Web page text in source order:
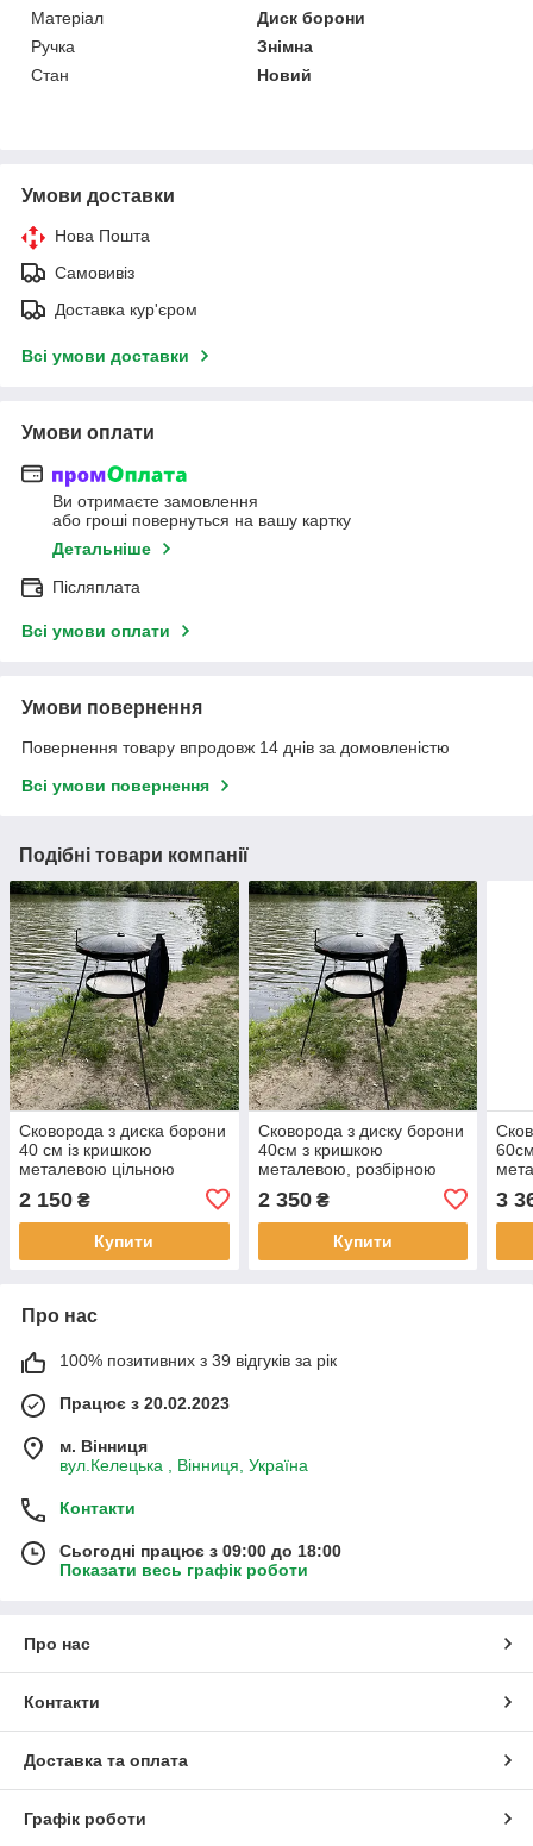
Матеріал
Диск борони
Ручка
Знімна
Стан
Новий
Умови доставки
Нова Пошта
Самовивіз
Доставка кур'єром
Всі умови доставки
Умови оплати
Ви отримаєте замовлення
або гроші повернуться на вашу картку
Детальніше
Післяплата
Всі умови оплати
Умови повернення
Повернення товару впродовж 14 днів за домовленістю
Всі умови повернення
Подібні товари компанії
Сковорода з диска борони
40 см із кришкою
металевою цільною
чохлом
2 150 ₴
Купити
Сковорода з диску борони
40см з кришкою
металевою, розбірною
чохлом
2 350₴
Купити
3
Про нас
100% позитивних з 39 відгуків за рік
Працює з 20.02.2023
м. Вінниця
вул.Келецька , Вінниця, Україна
Контакти
Сьогодні працює з 09:00 до 18:00
Показати весь графік роботи
Про нас
Контакти
Доставка та оплата
Графік роботи